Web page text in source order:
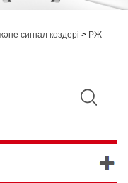
сигнал көздері > РЖ